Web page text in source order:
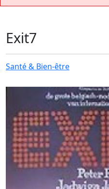
Exit7
Santé & Bien-être